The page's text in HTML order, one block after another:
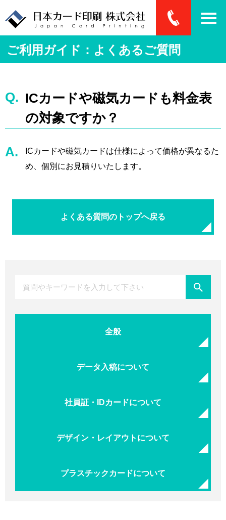
ご利用ガイド：よくあるご質問
ICカードや磁気カードも料金表
の対象ですか？
ICカードや磁気カードは仕様によって価格が異なるた
め、個別にお見積りいたします。
よくある質問のトップへ戻る
全般
データ入稿について
社員証・IDカードについて
デザイン・レイアウトについて
プラスチックカードについて